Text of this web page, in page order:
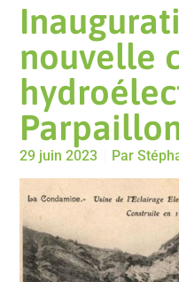
nouvelle
29 juin 2023 Par